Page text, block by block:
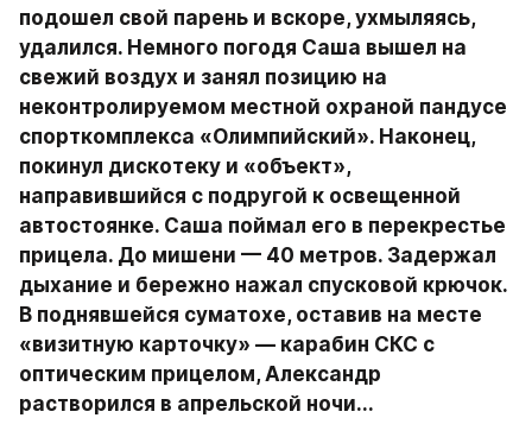
подошел свой парень и вскоре, ухмыляясь,
удалился. Немного погодя Саша вышел на
свежий воздух и занял позицию на
неконтролируемом местной охраной пандусе
спорткомплекса «Олимпийский». Наконец,
покинул дискотеку и «объект»,
направившийся с подругой к освещенной
автостоянке. Саша поймал его в перекрестье
прицела. До мишени — 40 метров. Задержал
дыхание и бережно нажал спусковой крючок.
В поднявшейся суматохе, оставив на месте
«визитную карточку» — карабин СКС с
оптическим прицелом, Александр
растворился в апрельской ночи...